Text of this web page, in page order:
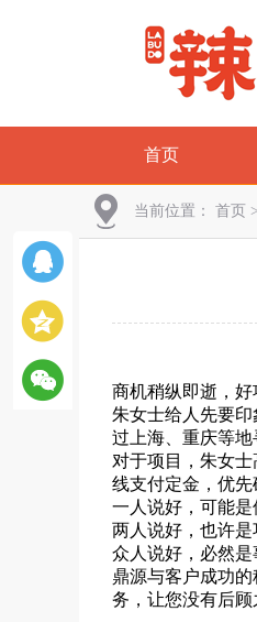
首页
当前位置： 首页 >
商机稍纵即逝，
朱女士给人先要
过上海、重庆等
对于项目，朱女
线支付定金，优
一人说好，可能是
两人说好，也许是
众人说好，必然是
鼎源与客户成功
务，让您没有后顾